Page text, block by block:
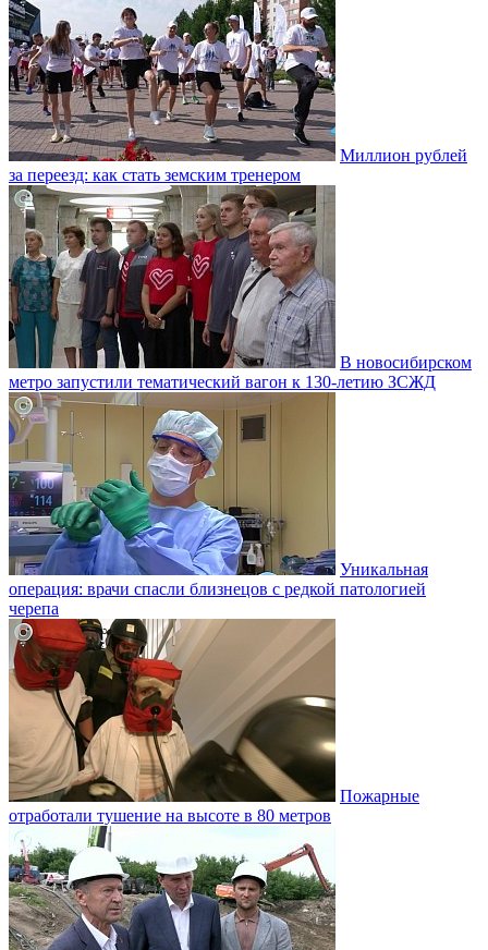
Миллион рублей
за переезд: как стать земским тренером
В новосибирском
метро запустили тематический вагон к 130-летию ЗСЖД
Уникальная
операция: врачи спасли близнецов с редкой патологией
черепа
Пожарные
отработали тушение на высоте в 80 метров